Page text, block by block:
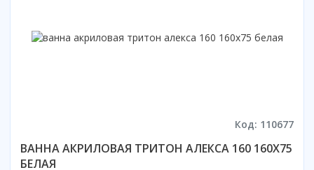
Скребки
Код: 110677
ВАННА АКРИЛОВАЯ ТРИТОН АЛЕКСА 160 160X75
БЕЛАЯ